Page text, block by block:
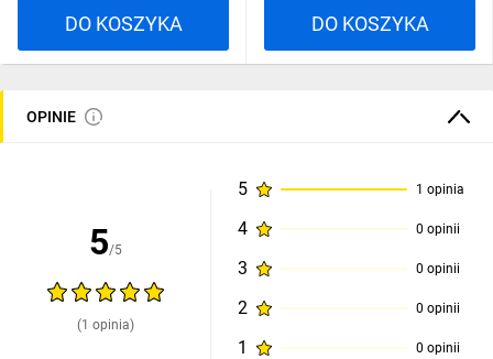
DO KOSZYKA DO KOSZYKA
OPINIE
5/5
(1 opinia)
5 1 opinia
4 0 opinii
3 0 opinii
2 0 opinii
1 0 opinii